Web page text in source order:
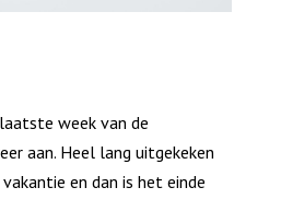
week van de
aan. Heel lang uitgekeken
en dan is het einde